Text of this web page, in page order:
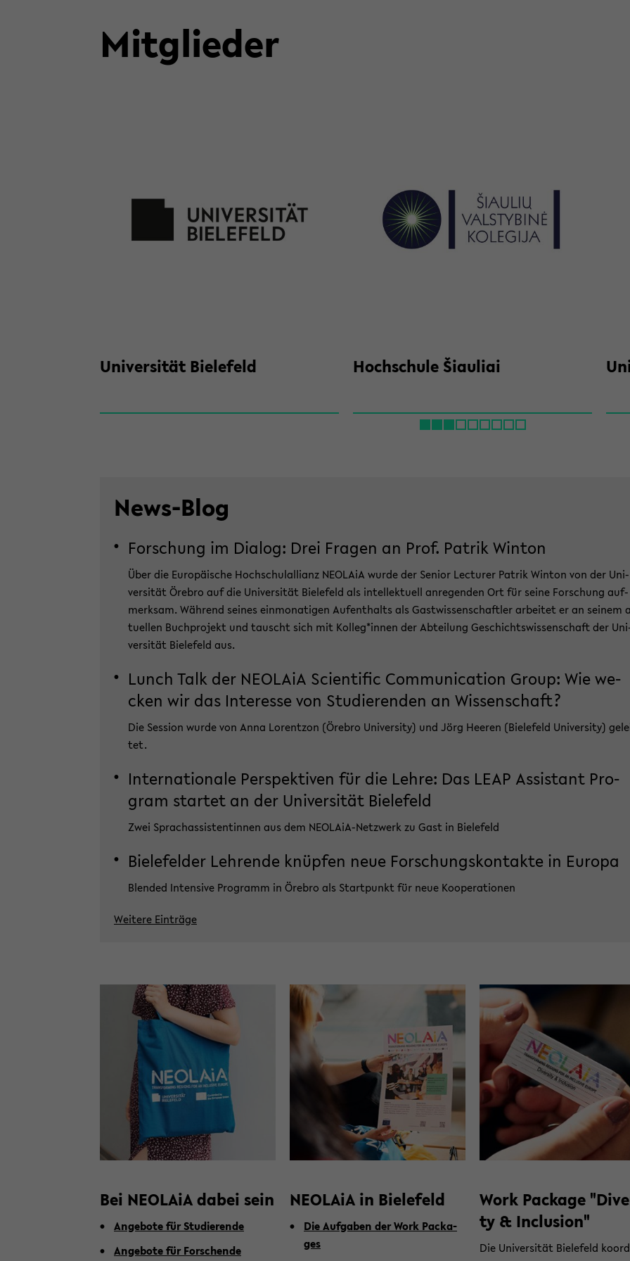
Mit­glie­der
Uni­ver­si­tät Bie­le­feld Hoch­schu­le Šiau­liai
News-​Blog
For­schung im Dia­log: Drei Fra­gen an Prof. Pa­trik Win­ton
Über die Eu­ro­päi­sche Hoch­schul­al­li­anz NEO­LA­iA wurde der Se­ni­or Lec­tu­rer Pa­trik Win­ton von der Uni­
ver­si­tät Öre­bro auf die Uni­ver­si­tät Bie­le­feld als in­tel­lek­tu­ell an­re­gen­den Ort für seine For­schung auf­
merk­sam. Wäh­rend sei­nes ein­mo­na­ti­gen Auf­ent­halts als Gast­wis­sen­schaft­ler ar­bei­tet er an sei­nem
tu­el­len Buch­pro­jekt und tauscht sich mit Kol­leg*innen der Ab­tei­lung Ge­schichts­wis­sen­schaft der
ver­si­tät Bie­le­feld aus.
Lunch Talk der NEO­LA­iA Sci­en­ti­fic Com­mu­ni­ca­ti­on Group: Wie we­
cken wir das In­ter­es­se von Stu­die­ren­den an Wis­sen­schaft?
Die Ses­si­on wurde von Anna Lo­rent­zon (Öre­bro Uni­ver­si­ty) und Jörg Hee­ren (Bie­le­feld Uni­ver­si­ty)
tet.
In­ter­na­tio­na­le Per­spek­ti­ven für die Lehre: Das LEAP As­si­stant Pro­
gram star­tet an der Uni­ver­si­tät Bie­le­feld
Zwei Sprachas­sis­ten­tin­nen aus dem NEOLAiA-​Netzwerk zu Gast in Bie­le­feld
Bie­le­fel­der Leh­ren­de knüp­fen neue For­schungs­kon­tak­te in Eu­ro­pa
Blen­ded In­ten­si­ve Pro­gramm in Öre­bro als Start­punkt für neue Ko­ope­ra­tio­nen
Wei­te­re Ein­trä­ge
Bei NEO­LA­iA dabei sein
An­ge­bo­te für Stu­die­ren­de
An­ge­bo­te für For­schen­de
NEO­LA­iA in Bie­le­feld
Die Auf­ga­ben der Work Pack­a­
ges
Work Packa­ge
ty & In­clu­si­on"
Die Uni­ver­si­tät Bie­le­feld